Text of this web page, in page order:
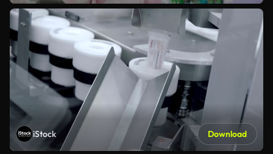
iStock Download